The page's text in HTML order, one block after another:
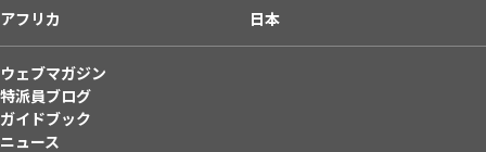
アフリカ
日本
ウェブマガジン
特派員ブログ
ガイドブック
ニュース